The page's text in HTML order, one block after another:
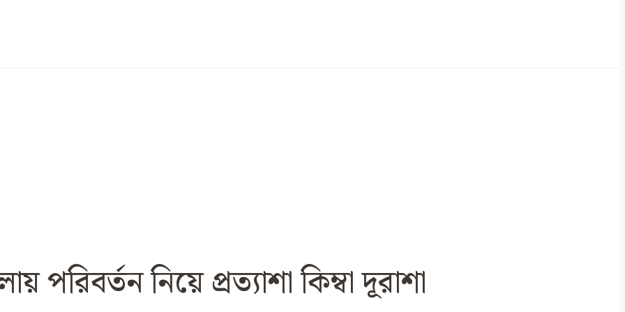
পরিবর্তন নিয়ে প্রত্যাশা কিম্বা দূরাশা